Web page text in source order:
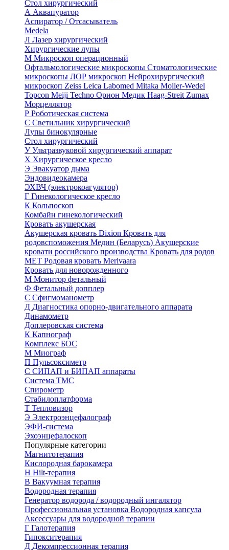
Стол хирургический
А Аквапуратор
Аспиратор / Отсасыватель
Medela
Л Лазер хирургический
Хирургические лупы
М Микроскоп операционный
Офтальмологические микроскопы Стоматологические
микроскопы ЛОР микроскоп Нейрохирургический
микроскоп Zeiss Leica Labomed Mitaka Moller-Wedel
Topcon Meiji Techno Орион Медик Haag-Streit Zumax
Морцеллятор
Р Роботическая система
С Светильник хирургический
Лупы бинокулярные
Стол хирургический
УУльтразвуковой хирургический аппарат
Х Хирургическое кресло
Э Эвакуатор дыма
Эндовидеокамера
ЭХВЧ (электрокоагулятор)
Г Гинекологическое кресло
К Кольпоскоп
Комбайн гинекологический
Кровать акушерская
Акушерская кровать Dixion Кровать для
родовспоможения Медин (Беларусь) Акушерские
кровати российского производства Кровать для родов
МЕТ Родовая кровать Merivaara
Кровать для новорожденного
М Монитор фетальный
Ф Фетальный допплер
C Cфигмоманометр
Д Диагностика опорно-двигательного аппарата
Динамометр
Доплеровская система
К Капнограф
Комплекс БОС
М Миограф
П Пульсоксиметр
С СИПАП и БИПАП аппараты
Система ТМС
Спирометр
Стабилоплатформа
Т Тепловизор
Э Электроэнцефалограф
ЭФИ-система
Эхоэнцефалоскоп
Популярные категории
Магнитотерапия
Кислородная барокамера
H Hilt-терапия
В Вакуумная терапия
Водородная терапия
Генератор водорода / водородный ингалятор
Профессиональная установка Водородная капсула
Аксессуары для водородной терапии
Г Галотерапия
Гипокситерапия
Д Декомпрессионная терапия